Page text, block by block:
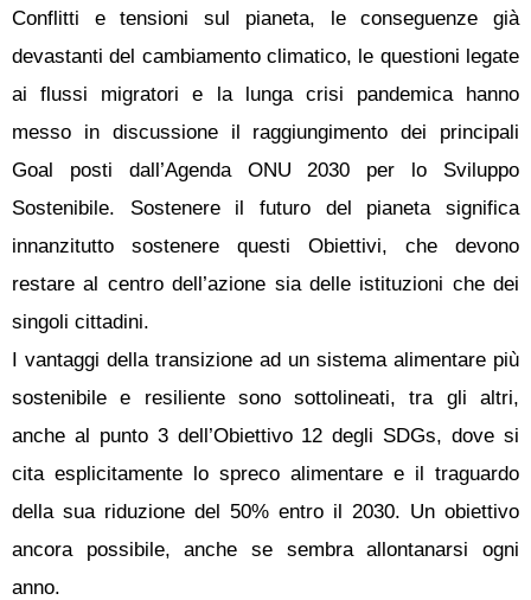
Conflitti e tensioni sul pianeta, le conseguenze già
devastanti del cambiamento climatico, le questioni legate
ai flussi migratori e la lunga crisi pandemica hanno
messo in discussione il raggiungimento dei principali
Goal posti dall’Agenda ONU 2030 per lo Sviluppo
Sostenibile. Sostenere il futuro del pianeta significa
innanzitutto sostenere questi Obiettivi, che devono
restare al centro dell’azione sia delle istituzioni che dei
singoli cittadini.
I vantaggi della transizione ad un sistema alimentare più
sostenibile e resiliente sono sottolineati, tra gli altri,
anche al punto 3 dell’Obiettivo 12 degli SDGs, dove si
cita esplicitamente lo spreco alimentare e il traguardo
della sua riduzione del 50% entro il 2030. Un obiettivo
ancora possibile, anche se sembra allontanarsi ogni
anno.